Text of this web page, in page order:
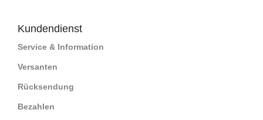
Kundendienst
Service & Information
Versanten
Rücksendung
Bezahlen